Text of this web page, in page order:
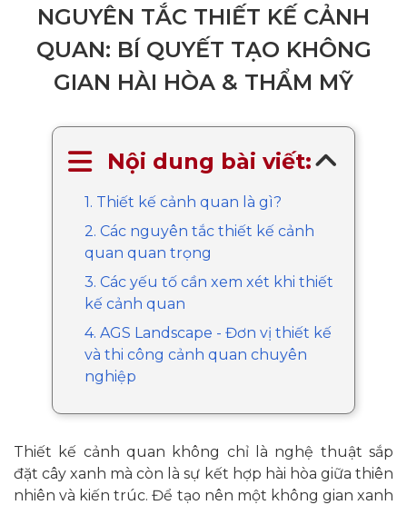
NGUYÊN TẮC THIẾT KẾ CẢNH
QUAN: BÍ QUYẾT TẠO KHÔNG
GIAN HÀI HÒA & THẨM MỸ
Nội dung bài viết:
1. Thiết kế cảnh quan là gì?
2. Các nguyên tắc thiết kế cảnh
quan quan trọng
3. Các yếu tố cần xem xét khi thiết
kế cảnh quan
4. AGS Landscape - Đơn vị thiết kế
và thi công cảnh quan chuyên
nghiệp
Thiết kế cảnh quan không chỉ là nghệ thuật sắp
đặt cây xanh mà còn là sự kết hợp hài hòa giữa thiên
nhiên và kiến trúc. Để tạo nên một không gian xanh